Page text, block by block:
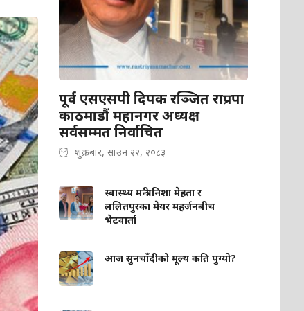
पूर्व एसएसपी दिपक रञ्जित राप्रपा
काठमाडौं महानगर अध्यक्ष
सर्वसम्मत निर्वाचित
शुक्रबार, साउन २२, २०८३
स्वास्थ्य मन्त्री निशा मेहता र
ललितपुरका मेयर महर्जनबीच
भेटवार्ता
आज सुनचाँदीको मूल्य कति पुग्यो?